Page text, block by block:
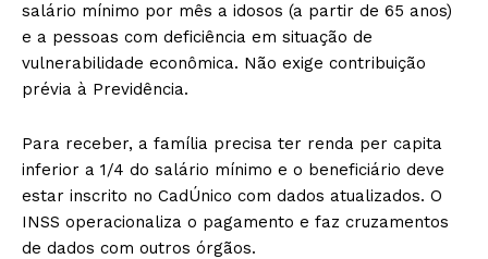
salário mínimo por mês a idosos (a partir de 65 anos)
e a pessoas com deficiência em situação de
vulnerabilidade econômica. Não exige contribuição
prévia à Previdência.
Para receber, a família precisa ter renda per capita
inferior a 1/4 do salário mínimo e o beneficiário deve
estar inscrito no CadÚnico com dados atualizados. O
INSS operacionaliza o pagamento e faz cruzamentos
de dados com outros órgãos.